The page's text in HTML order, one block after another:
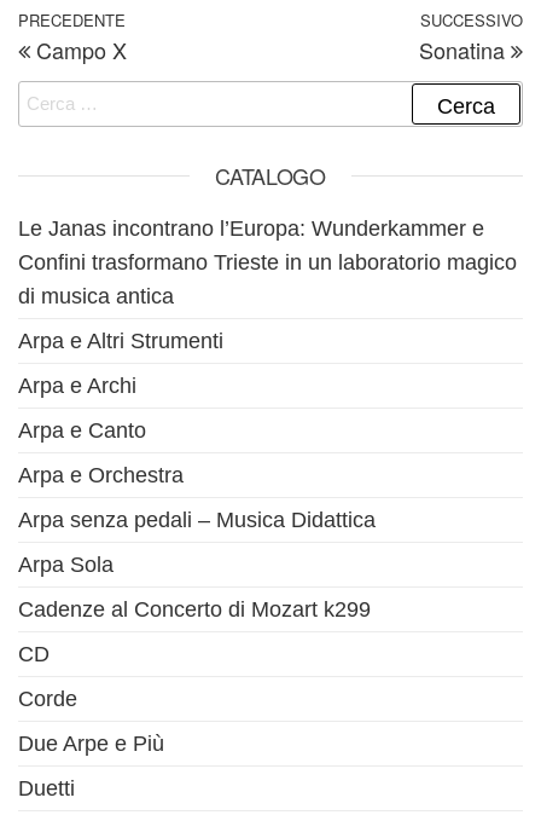
Navigazione articoli
Articolo precedente
PRECEDENTE
Campo X
SUCCESSIVO
Sonatina
Ricerca per:
CATALOGO
Le Janas incontrano l’Europa: Wunderkammer e
Confini trasformano Trieste in un laboratorio magico
di musica antica
Arpa e Altri Strumenti
Arpa e Archi
Arpa e Canto
Arpa e Orchestra
Arpa senza pedali – Musica Didattica
Arpa Sola
Cadenze al Concerto di Mozart k299
CD
Corde
Due Arpe e Più
Duetti